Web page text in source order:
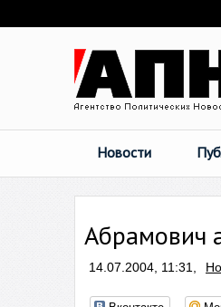
Новости
Абрамович
14.07.2004, 11:31,